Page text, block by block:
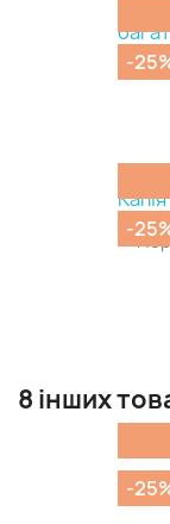
-
-
8 інших
-